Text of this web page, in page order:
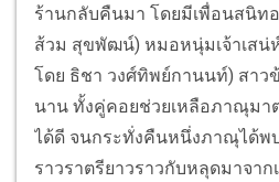
ร้านกลับคืนมา โดยมีเพื่อนสนิท
ส้วม สุขพัฒน์) หมอหนุ่มเจ้าเสน่
โดย ธิชา วงศ์ทิพย์กานนท์) สา
นาน ทั้งคู่คอยช่วยเหลือภาณุมา
ได้ดี จนกระทั่งคืนหนึ่งภาณุได้
ราวราตรียาวราวกับหลุดมาจาก